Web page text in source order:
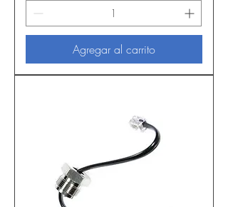
Agregar al carrito